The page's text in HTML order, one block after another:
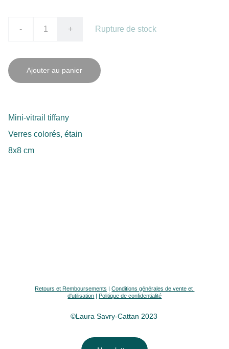
- + Rupture de stock
Ajouter au panier
Mini-vitrail tiffany
Verres colorés, étain
8x8 cm
Retours et Remboursements | Conditions générales de vente et
d'utilisation | Politique de confidentialité
©Laura Savry-Cattan 2023